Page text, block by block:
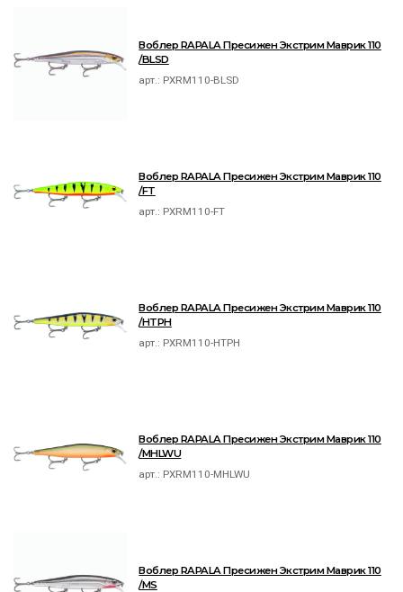
Воблер RAPALA Пресижен Экстрим Маврик 110
/BLSD
арт.: PXRM110-BLSD
Воблер RAPALA Пресижен Экстрим Маврик 110
/FT
арт.: PXRM110-FT
Воблер RAPALA Пресижен Экстрим Маврик 110
/HTPH
арт.: PXRM110-HTPH
Воблер RAPALA Пресижен Экстрим Маврик 110
/MHLWU
арт.: PXRM110-MHLWU
Воблер RAPALA Пресижен Экстрим Маврик 110
/MS